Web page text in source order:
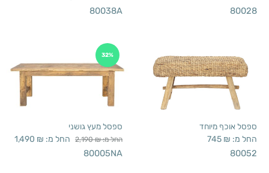
80028
80038A
ספסל אוכף מיוחד
החל מ: 745 ₪
80052
32%
ספסל מעץ גושני
החל מ: 2,190₪ החל מ: 1,490 ₪
80005NA